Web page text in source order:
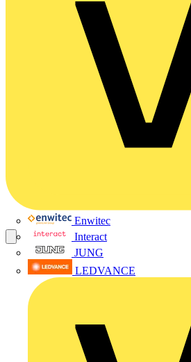
Enwitec
Interact
JUNG
LEDVANCE